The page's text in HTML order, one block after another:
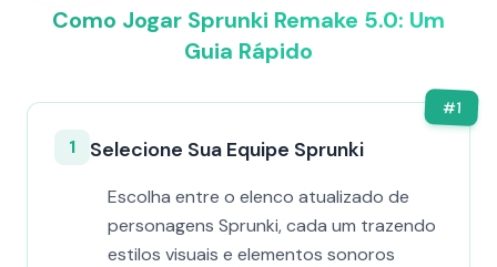
Como Jogar Sprunki Remake 5.0: Um
Guia Rápido
#1
1 Selecione Sua Equipe Sprunki
Escolha entre o elenco atualizado de
personagens Sprunki, cada um trazendo
estilos visuais e elementos sonoros